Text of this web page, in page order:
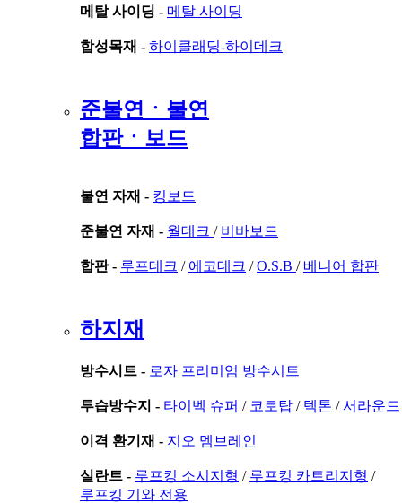
메탈 사이딩 - 메탈 사이딩
합성목재 - 하이클래딩-하이데크
준불연ㆍ불연
합판ㆍ보드
불연 자재 - 킹보드
준불연 자재 - 월데크 / 비바보드
합판 - 루프데크 / 에코데크 /O.S.B / 베니어 합판
하지재
방수시트 - 로자 프리미엄 방수시트
투습방수지 - 타이벡 슈퍼 / 코로탑 / 텍톤 /서라운드
이격 환기재 - 지오 멤브레인
실란트 - 루프킹 소시지형 / 루프킹 카트리지형 /
루프킹 기와 전용